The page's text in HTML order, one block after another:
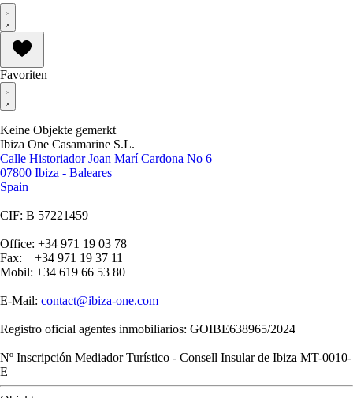
Favoriten
Keine Objekte gemerkt
Ibiza One Casamarine S.L.
Calle Historiador Joan Marí Cardona No 6
07800 Ibiza - Baleares
Spain
CIF: B 57221459
Office: +34 971 19 03 78
Fax: +34 971 19 37 11
Mobil: +34 619 66 53 80
E-Mail: contact@ibiza-one.com
Registro oficial agentes inmobiliarios: GOIBE638965/2024
Nº Inscripción Mediador Turístico - Consell Insular de Ibiza MT-0010-
E